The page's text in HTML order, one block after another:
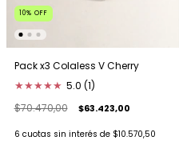
10% OFF
Pack x3 Colaless V Cherry
★★★★★ 5.0 (1)
$70.470,00
$63.423,00
6 cuotas sin interés de $10.570,50